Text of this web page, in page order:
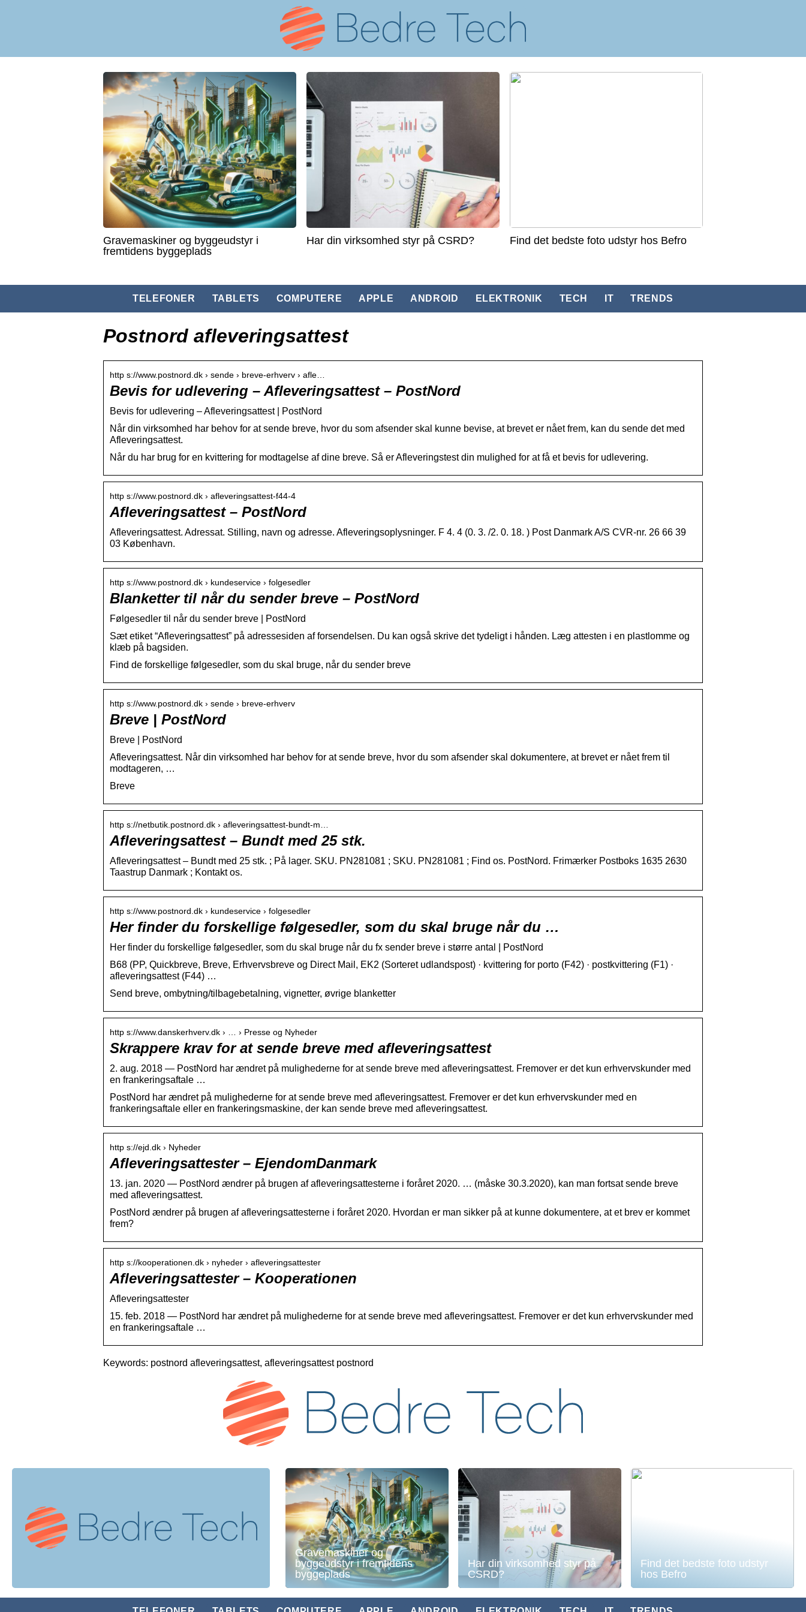
Gravemaskiner og byggeudstyr i
fremtidens byggeplads
Har din virksomhed styr på CSRD? Find det bedste foto udstyr hos Befro
TELEFONER TABLETS COMPUTERE APPLE ANDROID ELEKTRONIK TECH IT TRENDS
Postnord afleveringsattest
http s://www.postnord.dk › sende › breve-erhverv › afle…
Bevis for udlevering – Afleveringsattest – PostNord
Bevis for udlevering – Afleveringsattest | PostNord
Når din virksomhed har behov for at sende breve, hvor du som afsender skal kunne bevise, at brevet er nået frem, kan du sende det med
Afleveringsattest.
Når du har brug for en kvittering for modtagelse af dine breve. Så er Afleveringstest din mulighed for at få et bevis for udlevering.
http s://www.postnord.dk › afleveringsattest-f44-4
Afleveringsattest – PostNord
Afleveringsattest. Adressat. Stilling, navn og adresse. Afleveringsoplysninger. F 4. 4 (0. 3. /2. 0. 18. ) Post Danmark A/S CVR-nr. 26 66 39
03 København.
http s://www.postnord.dk › kundeservice › folgesedler
Blanketter til når du sender breve – PostNord
Følgesedler til når du sender breve | PostNord
Sæt etiket “Afleveringsattest” på adressesiden af forsendelsen. Du kan også skrive det tydeligt i hånden. Læg attesten i en plastlomme og
klæb på bagsiden.
Find de forskellige følgesedler, som du skal bruge, når du sender breve
http s://www.postnord.dk › sende › breve-erhverv
Breve | PostNord
Breve | PostNord
Afleveringsattest. Når din virksomhed har behov for at sende breve, hvor du som afsender skal dokumentere, at brevet er nået frem til
modtageren, …
Breve
http s://netbutik.postnord.dk › afleveringsattest-bundt-m…
Afleveringsattest – Bundt med 25 stk.
Afleveringsattest – Bundt med 25 stk. ; På lager. SKU. PN281081 ; SKU. PN281081 ; Find os. PostNord. Frimærker Postboks 1635 2630
Taastrup Danmark ; Kontakt os.
http s://www.postnord.dk › kundeservice › folgesedler
Her finder du forskellige følgesedler, som du skal bruge når du …
Her finder du forskellige følgesedler, som du skal bruge når du fx sender breve i større antal | PostNord
B68 (PP, Quickbreve, Breve, Erhvervsbreve og Direct Mail, EK2 (Sorteret udlandspost) · kvittering for porto (F42) · postkvittering (F1) ·
afleveringsattest (F44) …
Send breve, ombytning/tilbagebetalning, vignetter, øvrige blanketter
http s://www.danskerhverv.dk › … › Presse og Nyheder
Skrappere krav for at sende breve med afleveringsattest
2. aug. 2018 — PostNord har ændret på mulighederne for at sende breve med afleveringsattest. Fremover er det kun erhvervskunder med
en frankeringsaftale …
PostNord har ændret på mulighederne for at sende breve med afleveringsattest. Fremover er det kun erhvervskunder med en
frankeringsaftale eller en frankeringsmaskine, der kan sende breve med afleveringsattest.
http s://ejd.dk › Nyheder
Afleveringsattester – EjendomDanmark
13. jan. 2020 — PostNord ændrer på brugen af afleveringsattesterne i foråret 2020. … (måske 30.3.2020), kan man fortsat sende breve
med afleveringsattest.
PostNord ændrer på brugen af afleveringsattesterne i foråret 2020. Hvordan er man sikker på at kunne dokumentere, at et brev er kommet
frem?
http s://kooperationen.dk › nyheder › afleveringsattester
Afleveringsattester – Kooperationen
Afleveringsattester
15. feb. 2018 — PostNord har ændret på mulighederne for at sende breve med afleveringsattest. Fremover er det kun erhvervskunder med
en frankeringsaftale …
Keywords: postnord afleveringsattest, afleveringsattest postnord
Gravemaskiner og
byggeudstyr i fremtidens
byggeplads
Har din virksomhed styr på
CSRD?
Find det bedste foto udstyr
hos Befro